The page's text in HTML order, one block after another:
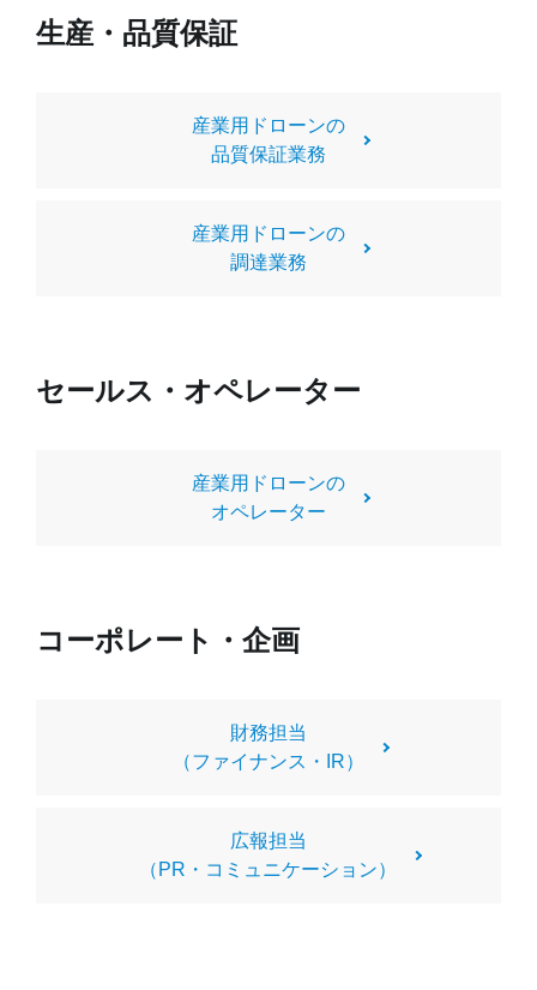
生産・品質保証
産業用ドローンの
品質保証業務
産業用ドローンの
調達業務
セールス・オペレーター
産業用ドローンの
オペレーター
コーポレート・企画
財務担当
（ファイナンス・IR）
広報担当
（PR・コミュニケーション）